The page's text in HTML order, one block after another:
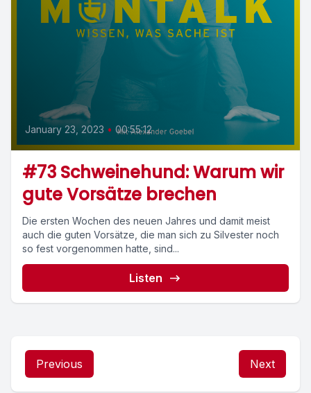
January 23, 2023 • 00:55:12
#73 Schweinehund: Warum wir
gute Vorsätze brechen
Die ersten Wochen des neuen Jahres und damit meist
auch die guten Vorsätze, die man sich zu Silvester noch
so fest vorgenommen hatte, sind...
Listen
Previous Next